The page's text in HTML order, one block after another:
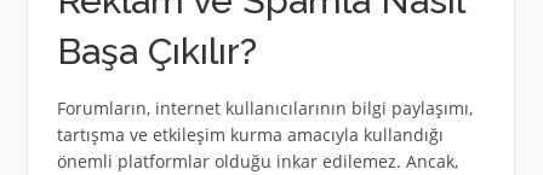
Başa Çıkılır?
Forumların, internet kullanıcılarının bilgi paylaşımı,
tartışma ve etkileşim kurma amacıyla kullandığı
önemli platformlar olduğu inkar edilemez. Ancak,